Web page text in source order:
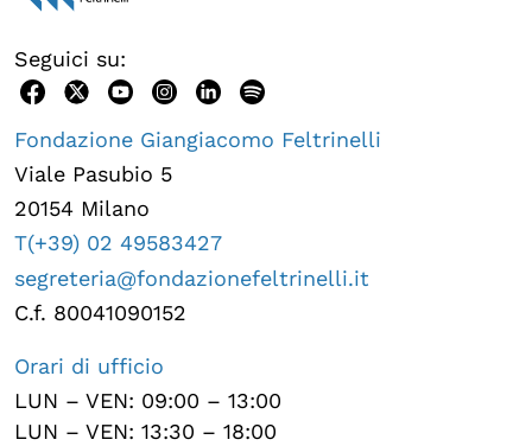
Seguici su:
Fondazione Giangiacomo Feltrinelli
Viale Pasubio 5
20154 Milano
T(+39) 02 49583427
segreteria@fondazionefeltrinelli.it
C.f. 80041090152
Orari di ufficio
LUN – VEN: 09:00 – 13:00
LUN – VEN: 13:30 – 18:00